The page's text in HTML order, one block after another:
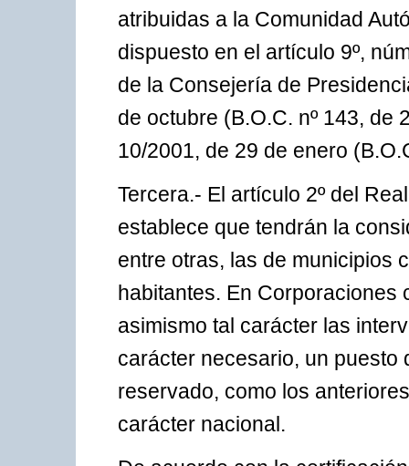
atribuidas a la Comunidad
dispuesto en el artículo 9º,
de la Consejería de
de octubre (B.O.C. nº 143, de
10/2001, de 29 de enero
Tercera.- El artículo 2º del
establece que tendrán la
entre otras, las de municipios
habitantes. En Corporaciones
asimismo tal carácter las
carácter necesario, un puesto
reservado, como los
carácter nacional.